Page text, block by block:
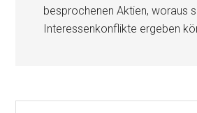
besprochenen Aktien, woraus
Interessenkonflikte ergeben